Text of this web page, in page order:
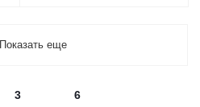
Показать еще
3 6